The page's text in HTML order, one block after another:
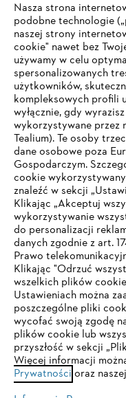
Firma
STIHL FAQ
Serwis
Polityka prywatności
TWOJA
Korzystasz z
celu optymalnego
przejście do jednej z
Nasza strona
podobne technologie
naszej strony
cookie" nawet bez
używamy w celu
spersonalizowanych
użytkowników,
kompleksowych profili
wyłącznie, gdy
wykorzystywane przez
Tealium). Te osoby
dane osobowe poza
Gospodarczym.
cookie
znaleźć w sekcji
Klikając „Akceptuj
wykorzystywanie
do personalizacji
danych zgodnie z art.
Prawo
Klikając "Odrzuć
wszelkich plików
Ustawieniach można
poszczególne pliki
wycofać swoją zgodę
plików cookie lub
przyszłość w sekcji
Więcej informacji
Prywatności oraz naszej